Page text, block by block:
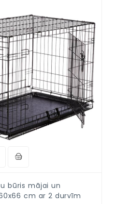
būris mājai un
cm ar 2 durvīm